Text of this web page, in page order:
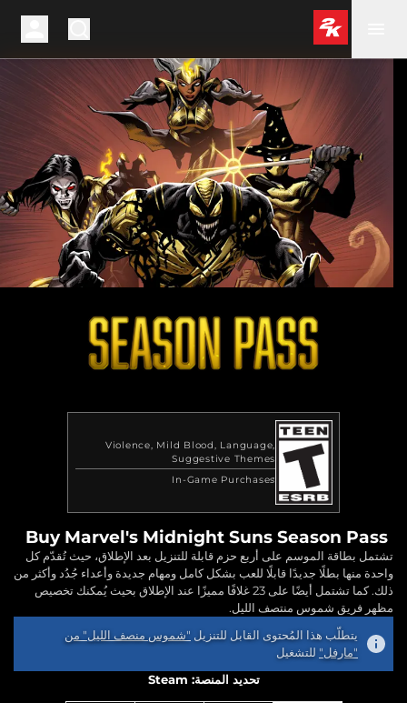
Violence Mild Blood
Language
Suggestive Themes
In-Game Purchases
Buy Marvel's Midnight Suns Season Pass
تشتمل بطاقة الموسم على أربع حزم قابلة للتنزيل بعد الإطلاق، حيث تُقدّم كل
واحدة منها بطلًا جديدًا قابلًا للعب بشكل كامل ومهام جديدة وأعداء جُدُد وأكثر من
ذلك. كما تشتمل أيضًا على 23 غلافًا مميزًا عند الإطلاق بحيث يُمكنك تخصيص
مظهر فريق شموس منتصف الليل.
يتطلّب هذا المُحتوى القابل للتنزيل "شموس منصف الليل" من
"مارفل" للتشغيل
تحديد المنصة: Steam